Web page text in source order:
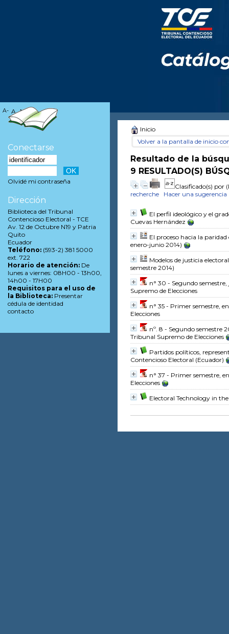
Inicio
Volver a la pantalla de inicio
Resultado de la
9 RESULTADO(S)
Clasificado(s) por
recherche
Hacer una sugerencia
El perfil ideológico y el
Cuevas Hernández
El proceso hacia la
enero-junio 2014)
Modelos de justicia
semestre 2014)
n° 30 - Segundo
Supremo de Elecciones
n° 35 - Primer semestre,
Elecciones
nº. 8 - Segundo semestre
Tribunal Supremo de Elecciones
Partidos políticos,
Contencioso Electoral (Ecuador)
n° 37 - Primer semestre,
Elecciones
Electoral Technology in
A- A A+
Conectarse
Olvidé mi contraseña
Dirección
Biblioteca del Tribunal
Contencioso Electoral - TCE
Av. 12 de Octubre N19 y Patria
Quito
Ecuador
Teléfono: (593-2) 381 5000
ext. 722
Horario de atención: De
lunes a viernes: 08H00 - 13h00,
14h00 - 17H00
Requisitos para el uso de
la Biblioteca: Presentar
cédula de identidad
contacto